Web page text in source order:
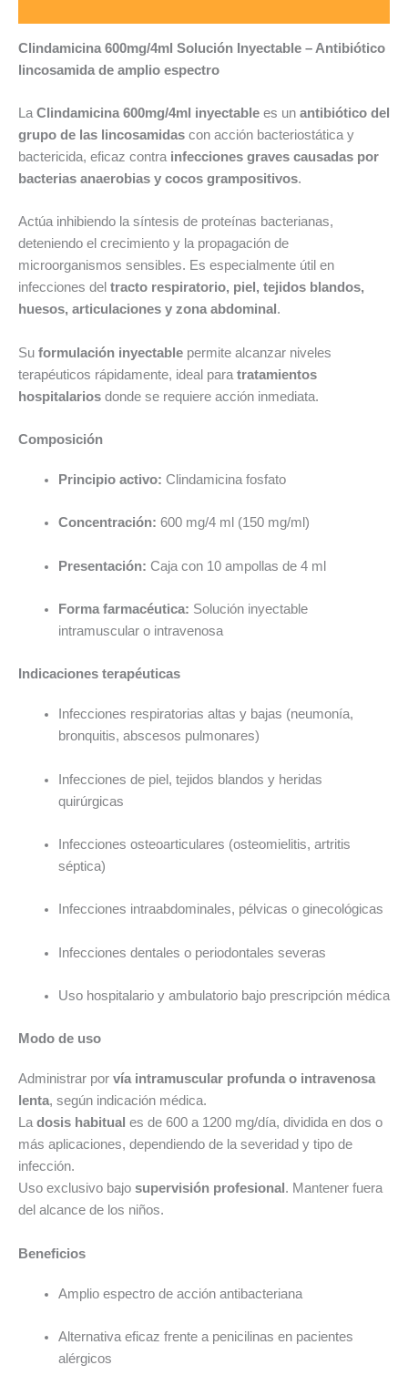
Clindamicina 600mg/4ml Solución Inyectable – Antibiótico
lincosamida de amplio espectro
La Clindamicina 600mg/4ml inyectable es un antibiótico del
grupo de las lincosamidas con acción bacteriostática y
bactericida, eficaz contra infecciones graves causadas por
bacterias anaerobias y cocos grampositivos.
Actúa inhibiendo la síntesis de proteínas bacterianas,
deteniendo el crecimiento y la propagación de
microorganismos sensibles. Es especialmente útil en
infecciones del tracto respiratorio, piel, tejidos blandos,
huesos, articulaciones y zona abdominal .
Su formulación inyectable permite alcanzar niveles
terapéuticos rápidamente, ideal para tratamientos
hospitalarios donde se requiere acción inmediata.
Composición
Principio activo: Clindamicina fosfato
Concentración: 600 mg/4 ml (150 mg/ml)
Presentación: Caja con 10 ampollas de 4 ml
Forma farmacéutica: Solución inyectable
intramuscular o intravenosa
Indicaciones terapéuticas
Infecciones respiratorias altas y bajas (neumonía,
bronquitis, abscesos pulmonares)
Infecciones de piel, tejidos blandos y heridas
quirúrgicas
Infecciones osteoarticulares (osteomielitis, artritis
séptica)
Infecciones intraabdominales, pélvicas o ginecológicas
Infecciones dentales o periodontales severas
Uso hospitalario y ambulatorio bajo prescripción médica
Modo de uso
Administrar por vía intramuscular profunda o intravenosa
lenta, según indicación médica.
Ladosis habitual es de 600 a 1200 mg/día, dividida en dos o
más aplicaciones, dependiendo de la severidad y tipo de
infección.
Uso exclusivo bajo supervisión profesional . Mantener fuera
del alcance de los niños.
Beneficios
Amplio espectro de acción antibacteriana
Alternativa eficaz frente a penicilinas en pacientes
alérgicos